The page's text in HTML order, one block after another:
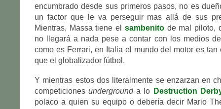
encumbrado desde sus primeros pasos, no es
un factor que le va perseguir mas allá de sus
Mientras, Massa tiene el sambenitode mal piloto,
no llegará a nada pese a contar con los medios
como es Ferrari, en Italia el mundo del motor es tan
que el globalizador fútbol.
Y mientras estos dos literalmente se enzarzan en
competicionesundergrounda lo Destruction
polaco a quien su equipo o debería decir Mario